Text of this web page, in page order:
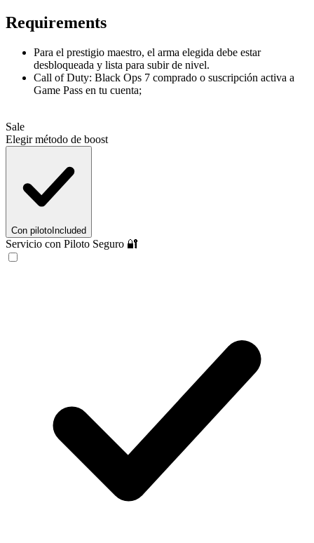
Requirements
Para el prestigio maestro, el arma elegida debe estar
desbloqueada y lista para subir de nivel.
Call of Duty: Black Ops 7 comprado o suscripción activa a
Game Pass en tu cuenta;
Sale
Elegir método de boost
Con piloto Included
Servicio con Piloto Seguro 🔐